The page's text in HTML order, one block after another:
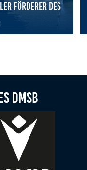
Förderer des
DMSB